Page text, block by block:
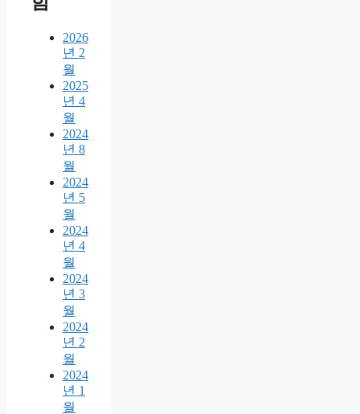
2026
년 2
월
2025
년 4
월
2024
년 8
월
2024
년 5
월
2024
년 4
월
2024
년 3
월
2024
년 2
월
2024
년 1
월